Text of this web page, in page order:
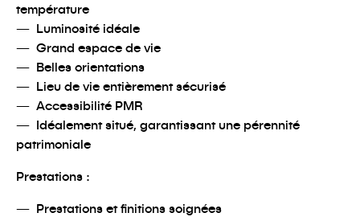
température
Luminosité idéale
Grand espace de vie
Belles orientations
Lieu de vie entièrement sécurisé
Accessibilité PMR
Idéalement situé, garantissant une pérennité
patrimoniale
Prestations :
Prestations et finitions soignées